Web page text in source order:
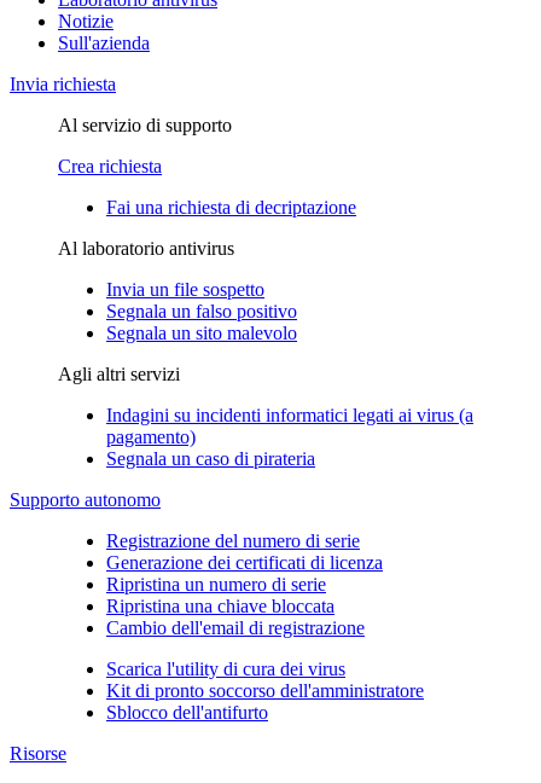
Notizie
Sull'azienda
Invia richiesta
Al servizio di supporto
Crea richiesta
Fai una richiesta di decriptazione
Al laboratorio antivirus
Invia un file sospetto
Segnala un falso positivo
Segnala un sito malevolo
Agli altri servizi
Indagini su incidenti informatici legati ai virus (a
pagamento)
Segnala un caso di pirateria
Supporto autonomo
Registrazione del numero di serie
Generazione dei certificati di licenza
Ripristina un numero di serie
Ripristina una chiave bloccata
Cambio dell'email di registrazione
Scarica l'utility di cura dei virus
Kit di pronto soccorso dell'amministratore
Sblocco dell'antifurto
Risorse